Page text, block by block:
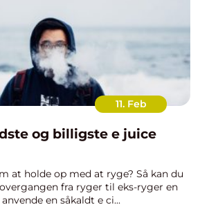
11. Feb
og billigste e juice
at holde op med at ryge? Så kan du
fra ryger til eks-ryger en
en såkaldt e ci...